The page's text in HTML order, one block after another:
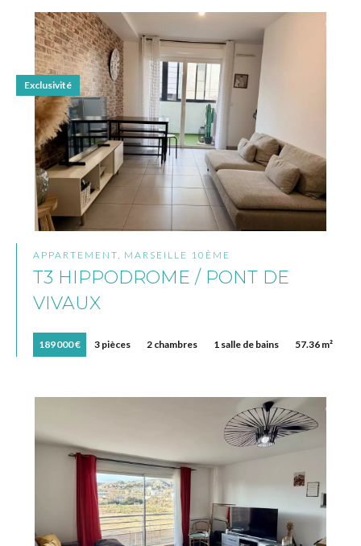
APPARTEMENT, MARSEILLE 10ÈME
T3 HIPPODROME / PONT DE
VIVAUX
189 000 € 3 pièces 2 chambres 1 salle de bains 57.36 m²
Exclusivité